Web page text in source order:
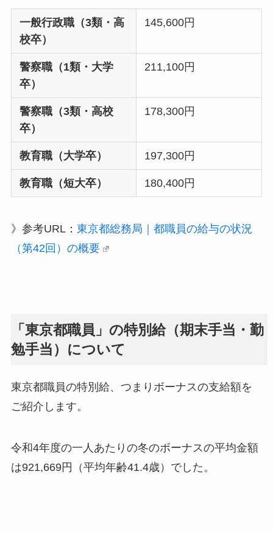
一般行政職（3類・高
校卒）
145,600円
警察職（1類・大学
卒）
211,100円
警察職（3類・高校
卒）
178,300円
教育職（大学卒） 197,300円
教育職（短大卒） 180,400円
》参考URL： 東京都総務局｜都職員の給与の状況
（第42回）の概要
「東京都職員」の特別給（期末手当・勤
勉手当）について
東京都職員の特別給、つまりボーナスの支給額を
ご紹介します。
令和4年度の一人あたりの冬のボーナスの平均金額
は921,669円（平均年齢41.4歳）でした。